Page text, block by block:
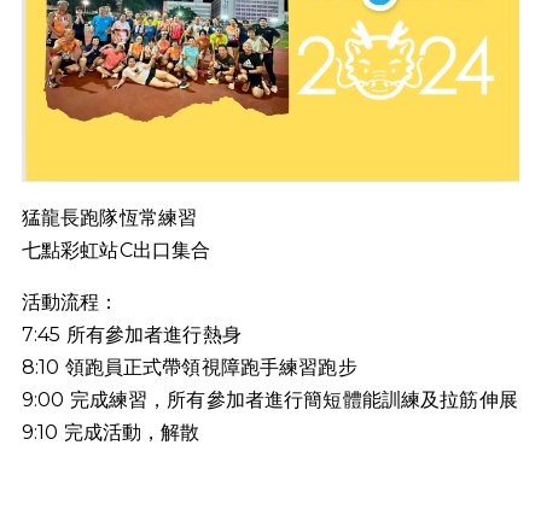
猛龍長跑隊恆常練習
七點彩虹站C出口集合
活動流程：
7:45 所有參加者進行熱身
8:10 領跑員正式帶領視障跑手練習跑步
9:00 完成練習，所有參加者進行簡短體能訓練及拉筋伸展
9:10 完成活動，解散